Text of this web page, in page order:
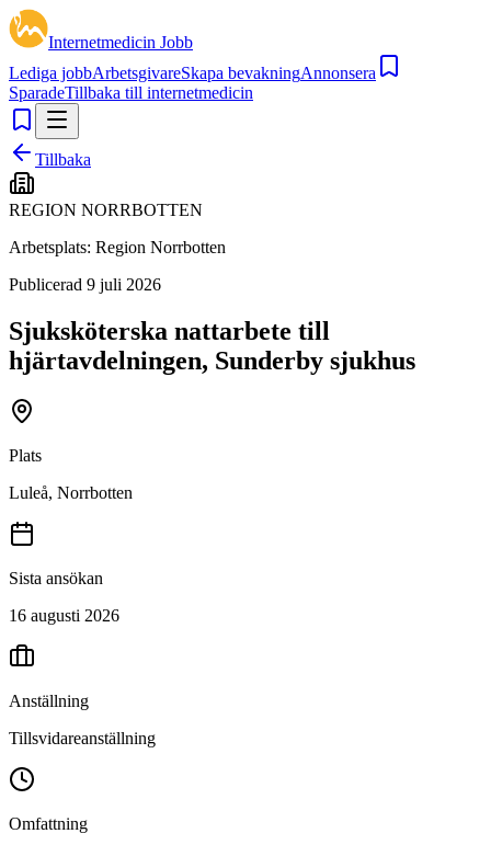
Internetmedicin Jobb
Lediga jobbArbetsgivareSkapa bevakningAnnonsera
SparadeTillbaka till internetmedicin
Tillbaka
REGION NORRBOTTEN
Arbetsplats: Region Norrbotten
Publicerad 9 juli 2026
Sjuksköterska nattarbete till
hjärtavdelningen, Sunderby sjukhus
Plats
Luleå, Norrbotten
Sista ansökan
16 augusti 2026
Anställning
Tillsvidareanställning
Omfattning